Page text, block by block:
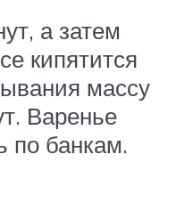
а затем
кипятится
массу
Варенье
по банкам.